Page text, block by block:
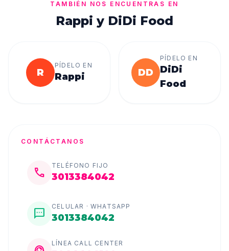
TAMBIÉN NOS ENCUENTRAS EN
Rappi y DiDi Food
R
PÍDELO EN
Rappi DD
PÍDELO EN
DiDi
Food
CONTÁCTANOS
call
TELÉFONO FIJO
3013384042
sms
CELULAR · WHATSAPP
3013384042
LÍNEA CALL CENTER